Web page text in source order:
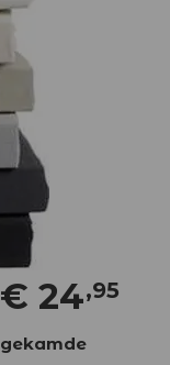
€ 24,95